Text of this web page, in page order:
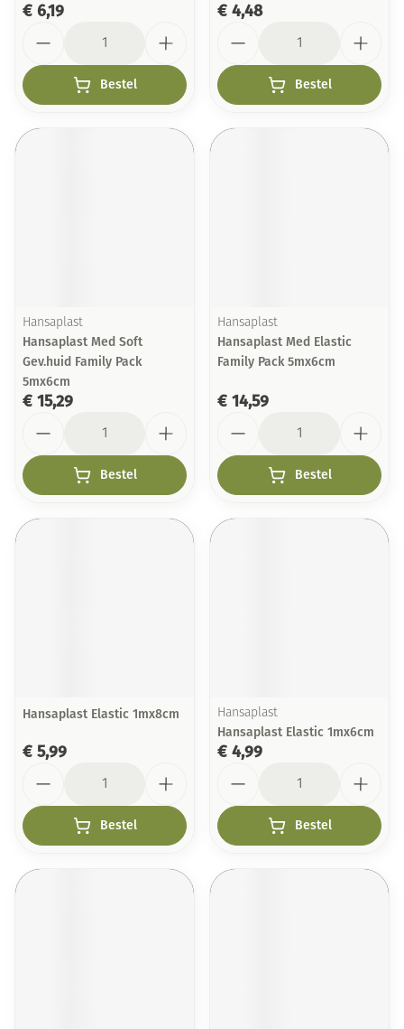
€ 6,19
Bestel
€ 4,48
Bestel
Hansaplast
Hansaplast Med Soft
Gev.huid Family Pack
5mx6cm
€ 15,29
Bestel
Hansaplast
Hansaplast Med Elastic
Family Pack 5mx6cm
€ 14,59
Bestel
Hansaplast Elastic 1mx8cm
€ 5,99
Bestel
Hansaplast
Hansaplast Elastic 1mx6cm
€ 4,99
Bestel